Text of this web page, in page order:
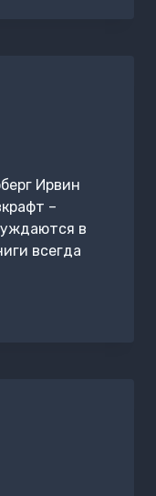
Ирвин
–
в
всегда